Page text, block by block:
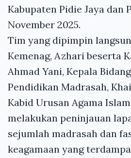
Kabupaten Pidie Jaya dan
November 2025.
Tim yang dipimpin
Kemenag, Azhari beserta
Ahmad Yani, Kepala
Pendidikan Madrasah,
Kabid Urusan Agama
melakukan peninjauan
sejumlah madrasah dan
keagamaan yang